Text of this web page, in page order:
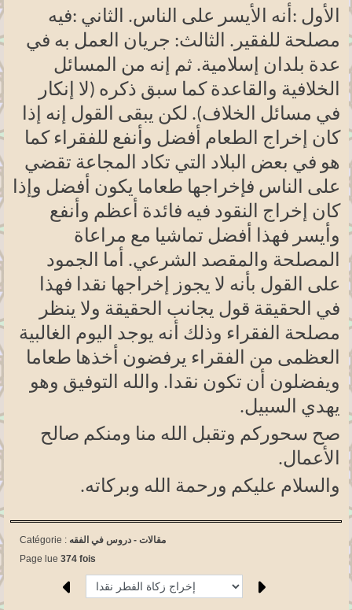
الأول : أنه الأيسر على الناس. الثاني :فيه
مصلحة للفقير. الثالث: جريان العمل به في
عدة بلدان إسلامية. ثم إنه من المسائل
الخلافية والقاعدة كما سبق ذكره (لا إنكار
في مسائل الخلاف). لكن يبقى القول إنه إذا
كان إخراج الطعام أفضل وأنفع للفقراء كما
هو في بعض البلاد التي تكاد المجاعة تقضي
على الناس فإخراجها طعاما يكون أفضل وإذا
كان إخراج النقود فيه فائدة أعظم وأنفع
وأيسر فهذا أفضل تماشيا مع مراعاة
المصلحة والمقصد الشرعي. أما الجمود
على القول بأنه لا يجوز إخراجها نقدا فهذا
في الحقيقة قول يجانب الحقيقة ولا ينظر
مصلحة الفقراء وذلك أنه يوجد اليوم الغالبية
العظمى من الفقراء يرفضون أخذها طعاما
ويفضلون أن تكون نقدا. والله التوفيق وهو
يهدي السبيل.
صح سحوركم وتقبل الله منا ومنكم صالح
الأعمال.
والسلام عليكم ورحمة الله وبركاته.
Catégorie : مقالات -دروس في الفقه
Page lue 374 fois